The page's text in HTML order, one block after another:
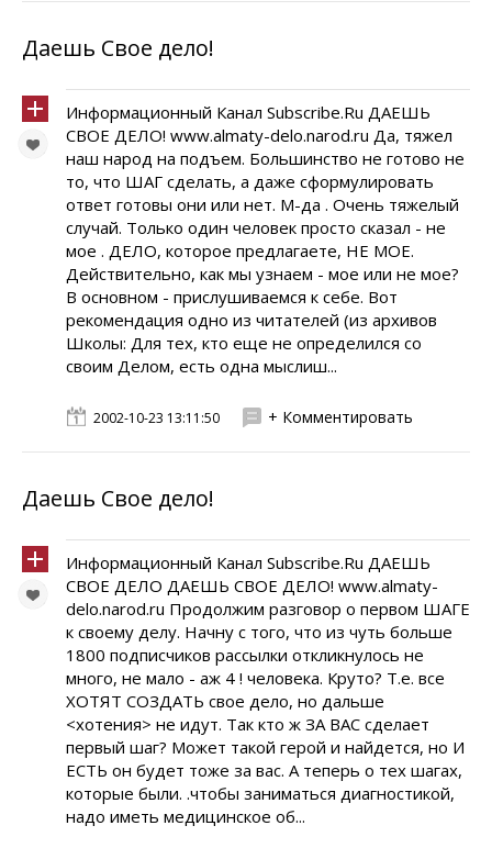
Даешь Свое дело!
Информационный Канал Subscribe.Ru ДАЕШЬ
СВОЕ ДЕЛО! www.almaty-delo.narod.ru Да, тяжел
наш народ на подъем. Большинство не готово не
то, что ШАГ сделать, а даже сформулировать
ответ готовы они или нет. М-да . Очень тяжелый
случай. Только один человек просто сказал - не
мое . ДЕЛО, которое предлагаете, НЕ МОЕ.
Действительно, как мы узнаем - мое или не мое?
В основном - прислушиваемся к себе. Вот
рекомендация одно из читателей (из архивов
Школы: Для тех, кто еще не определился со
своим Делом, есть одна мыслиш...
2002-10-23 13:11:50 + Комментировать
Даешь Свое дело!
Информационный Канал Subscribe.Ru ДАЕШЬ
СВОЕ ДЕЛО ДАЕШЬ СВОЕ ДЕЛО! www.almaty-
delo.narod.ru Продолжим разговор о первом ШАГЕ
к своему делу. Начну с того, что из чуть больше
1800 подписчиков рассылки откликнулось не
много, не мало - аж 4 ! человека. Круто? Т.е. все
ХОТЯТ СОЗДАТЬ свое дело, но дальше
<хотения> не идут. Так кто ж ЗА ВАС сделает
первый шаг? Может такой герой и найдется, но И
ЕСТЬ он будет тоже за вас. А теперь о тех шагах,
которые были. .чтобы заниматься диагностикой,
надо иметь медицинское об...